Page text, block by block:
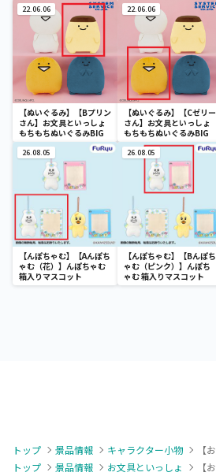
ェーン
22.06.06
【ぬいぐるみ】【Bプリン
さん】お文具といっしょ
もちもちぬいぐるみBIG
22.06.06
【ぬいぐるみ】【Cゼリー
さん】お文具といっしょ
もちもちぬいぐるみBIG
26.08.05
【んぽちゃむ】【Aんぽち
ゃむ（花）】んぽちゃむ
箱入りマスコット
26.08.05
【んぽちゃむ】【Bんぽち
ゃむ（ピンク）】んぽち
ゃむ 箱入りマスコット
トップ 景品情報 キャラクター小物
トップ
景品情報 お文具といっしょ